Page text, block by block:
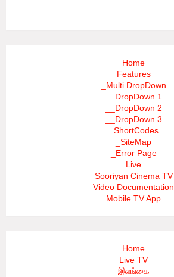
Home
Features
_Multi DropDown
__DropDown 1
__DropDown 2
__DropDown 3
_ShortCodes
_SiteMap
_Error Page
Live
Sooriyan Cinema TV
Video Documentation
Mobile TV App
Home
Live TV
இலங்கை